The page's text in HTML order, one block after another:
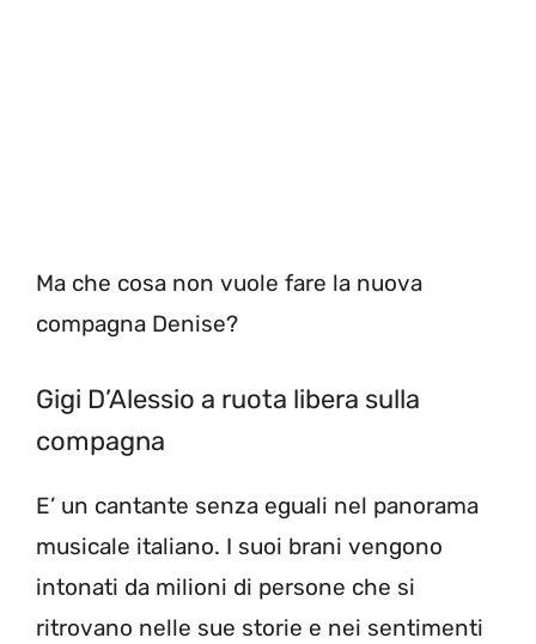
Ma che cosa non vuole fare la nuova
compagna Denise?
Gigi D’Alessio a ruota libera sulla
compagna
E’ un cantante senza eguali nel panorama
musicale italiano. I suoi brani vengono
intonati da milioni di persone che si
ritrovano nelle sue storie e nei sentimenti